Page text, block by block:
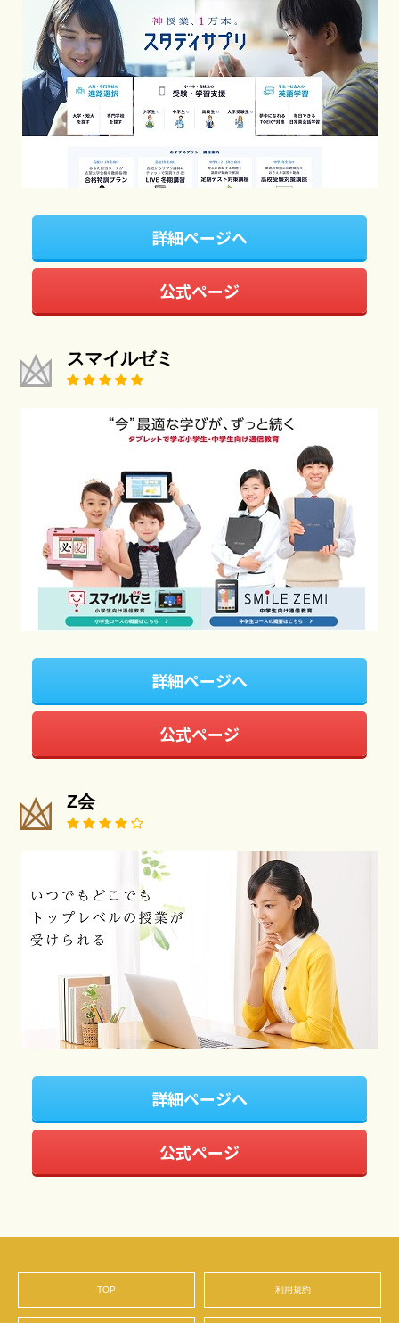
詳細ページへ
公式ページ
スマイルゼミ
詳細ページへ
公式ページ
Z会
詳細ページへ
公式ページ
TOP 利用規約